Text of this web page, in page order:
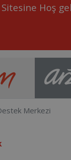
Hoş
Merkezi